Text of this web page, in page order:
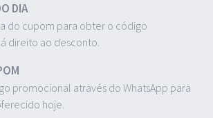
DIA
do cupom para obter o código
direito ao desconto.
promocional através do WhatsApp para
hoje.